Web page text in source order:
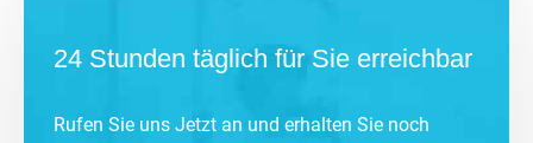
24 Stunden täglich für Sie erreichbar
Rufen Sie uns Jetzt an und erhalten Sie noch